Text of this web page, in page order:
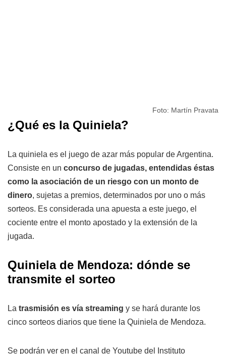
Foto: Martín Pravata
¿Qué es la Quiniela?
La quiniela es el juego de azar más popular de Argentina.
Consiste en un concurso de jugadas, entendidas éstas
como la asociación de un riesgo con un monto de
dinero, sujetas a premios, determinados por uno o más
sorteos. Es considerada una apuesta a este juego, el
cociente entre el monto apostado y la extensión de la
jugada.
Quiniela de Mendoza: dónde se
transmite el sorteo
La trasmisión es vía streaming y se hará durante los
cinco sorteos diarios que tiene la Quiniela de Mendoza.
Se podrán ver en el canal de Youtube del Instituto